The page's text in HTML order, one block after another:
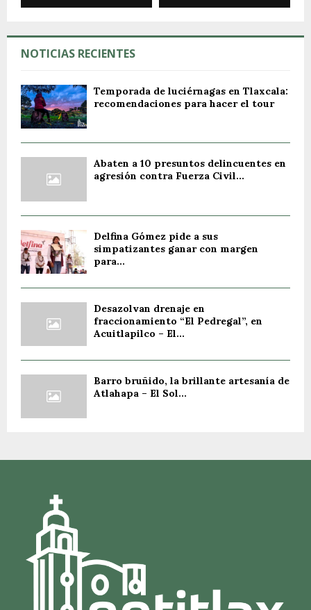
NOTICIAS RECIENTES
Temporada de luciérnagas en Tlaxcala:
recomendaciones para hacer el tour
Abaten a 10 presuntos delincuentes en
agresión contra Fuerza Civil...
Delfina Gómez pide a sus
simpatizantes ganar con margen
para...
Desazolvan drenaje en
fraccionamiento “El Pedregal”, en
Acuitlapilco – El...
Barro bruñido, la brillante artesanía de
Atlahapa – El Sol...